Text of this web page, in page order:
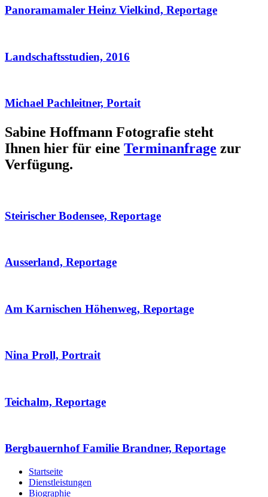
Panoramamaler Heinz Vielkind, Reportage
Landschaftsstudien, 2016
Michael Pachleitner, Portait
Sabine Hoffmann Fotografie steht
Ihnen hier für eine Terminanfrage zur
Verfügung.
Steirischer Bodensee, Reportage
Ausserland, Reportage
Am Karnischen Höhenweg, Reportage
Nina Proll, Portrait
Teichalm, Reportage
Bergbauernhof Familie Brandner, Reportage
Startseite
Dienstleistungen
Biographie